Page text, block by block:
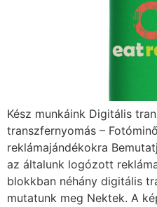
Kész munkáink Digitális
transzfernyomás –
reklámajándékokra
az általunk logózott
blokkban néhány digitális
mutatunk meg Nektek. A